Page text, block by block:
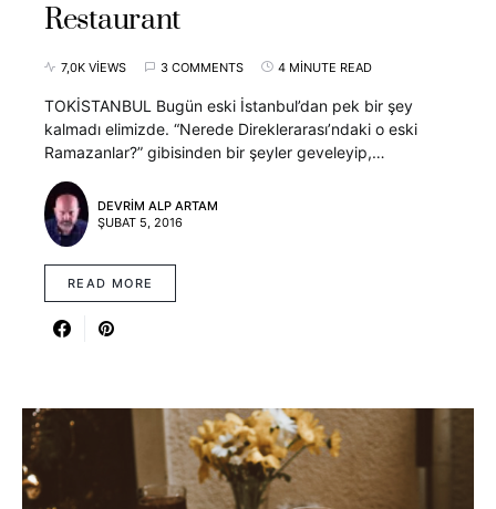
Restaurant
7,0K VIEWS 3 COMMENTS 4 MINUTE READ
TOKİSTANBUL Bugün eski İstanbul’dan pek bir şey
kalmadı elimizde. “Nerede Direklerarası’ndaki o eski
Ramazanlar?” gibisinden bir şeyler geveleyip,…
DEVRIM ALP ARTAM
ŞUBAT 5, 2016
READ MORE